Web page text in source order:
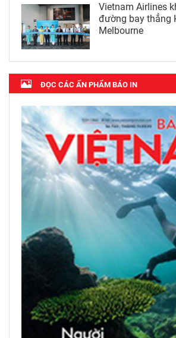
Vietnam Airlines
đường bay thẳng
Melbourne
ĐỌC CÁC ẤN PHẨM BÁO IN